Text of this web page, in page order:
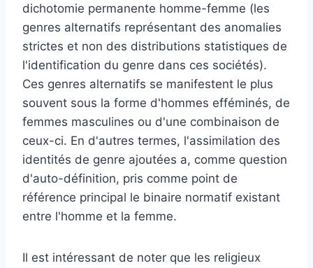
dichotomie permanente homme-femme (les
genres alternatifs représentant des anomalies
strictes et non des distributions statistiques de
l'identification du genre dans ces sociétés).
Ces genres alternatifs se manifestent le plus
souvent sous la forme d'hommes efféminés, de
femmes masculines ou d'une combinaison de
ceux-ci. En d'autres termes, l'assimilation des
identités de genre ajoutées a, comme question
d'auto-définition, pris comme point de
référence principal le binaire normatif existant
entre l'homme et la femme.
Il est intéressant de noter que les religieux